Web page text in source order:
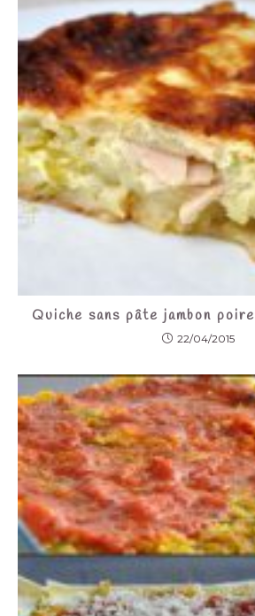
Quiche sans pâte jambon
22/04/2015